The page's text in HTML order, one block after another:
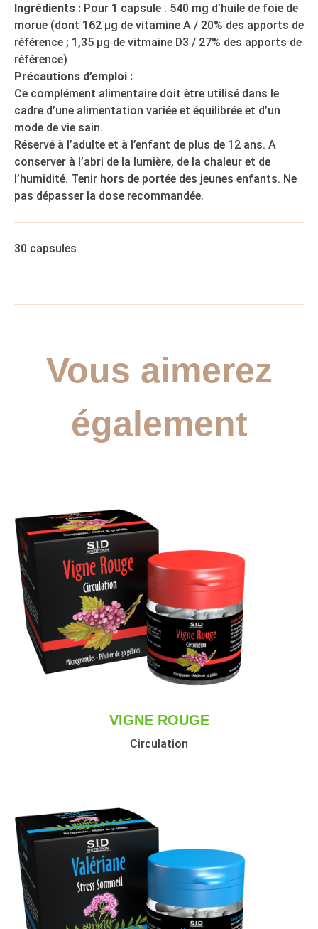
Ingrédients : Pour 1 capsule : 540 mg d’huile de foie de
morue (dont 162 µg de vitamine A / 20% des apports de
référence ; 1,35 µg de vitmaine D3 / 27% des apports de
référence)
Précautions d’emploi :
Ce complément alimentaire doit être utilisé dans le
cadre d’une alimentation variée et équilibrée et d’un
mode de vie sain.
Réservé à l’adulte et à l’enfant de plus de 12 ans. A
conserver à l’abri de la lumière, de la chaleur et de
l’humidité. Tenir hors de portée des jeunes enfants. Ne
pas dépasser la dose recommandée.
30 capsules
Vous aimerez
également
VIGNE ROUGE
Circulation